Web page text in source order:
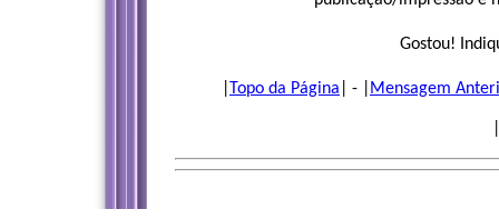
Gostou!
Topo da Página | - | Mensagem